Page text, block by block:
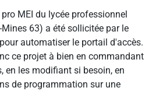
MEI du lycée professionnel
63) a été sollicitée par le
automatiser le portail d'accès.
ce projet à bien en commandant
en les modifiant si besoin, en
de programmation sur une